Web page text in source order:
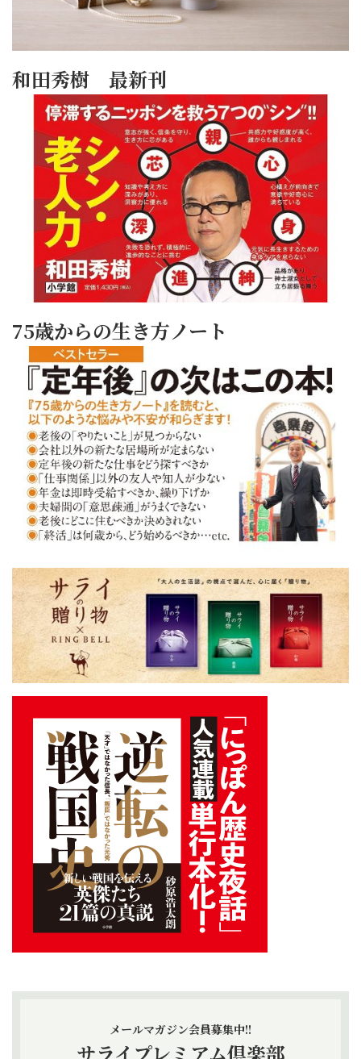
和田秀樹 最新刊
75歳からの生き方ノート
メールマガジン会員募集中!!
サライプレミアム倶楽部